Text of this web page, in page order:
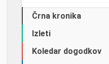
Črna kronika
Izleti
Koledar dogodkov